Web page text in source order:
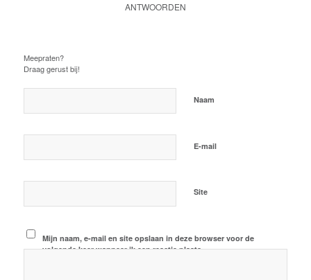
ANTWOORDEN
Meepraten?
Draag gerust bij!
Naam
E-mail
Site
Mijn naam, e-mail en site opslaan in deze browser voor de
volgende keer wanneer ik een reactie plaats.